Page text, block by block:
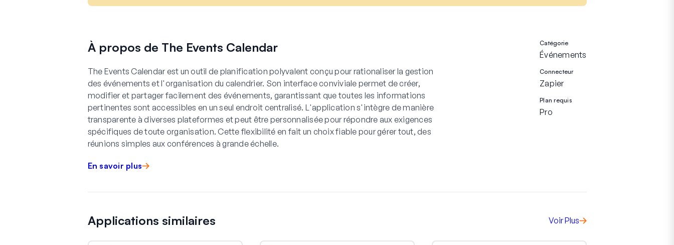
À propos de The Events Calendar
The Events Calendar est un outil de planification polyvalent conçu pour rationaliser la gestion
des événements et l'organisation du calendrier. Son interface conviviale permet de créer,
modifier et partager facilement des événements, garantissant que toutes les informations
pertinentes sont accessibles en un seul endroit centralisé. L'application s'intègre de manière
transparente à diverses plateformes et peut être personnalisée pour répondre aux exigences
spécifiques de toute organisation. Cette flexibilité en fait un choix fiable pour gérer tout, des
réunions simples aux conférences à grande échelle.
En savoir plus
Catégorie
Événements
Connecteur
Zapier
Plan requis
Pro
Applications similaires Voir Plus